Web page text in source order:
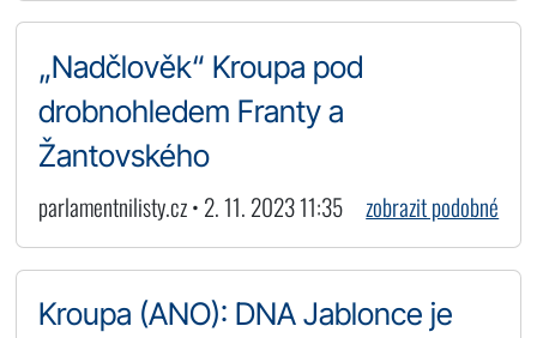
„Nadčlověk“ Kroupa pod
drobnohledem Franty a
Žantovského
parlamentnilisty.cz • 2. 11. 2023 11:35 zobrazit podobné
Kroupa (ANO): DNA Jablonce je